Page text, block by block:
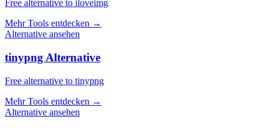
Free alternative to iloveimg
Mehr Tools entdecken →
Alternative ansehen
tinypng Alternative
Free alternative to tinypng
Mehr Tools entdecken →
Alternative ansehen